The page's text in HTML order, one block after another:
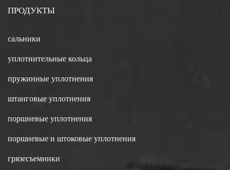
ПРОДУКТЫ
сальники
уплотнительные кольца
пружинные уплотнения
штанговые уплотнения
поршневые уплотнения
поршневые и штоковые уплотнения
грязесъемники